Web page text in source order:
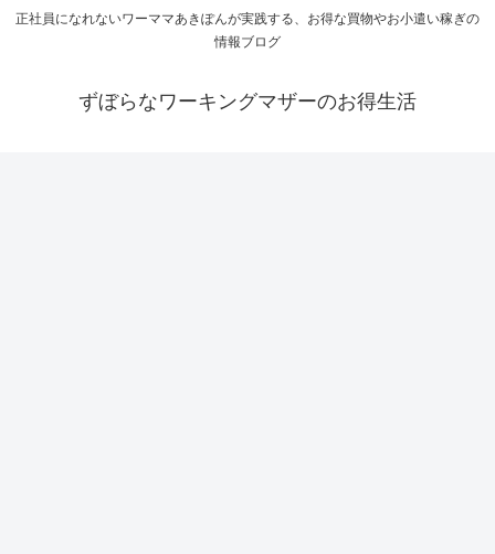
正社員になれないワーママあきぽんが実践する、お得な買物やお小遣い稼ぎの
情報ブログ
ずぼらなワーキングマザーのお得生活